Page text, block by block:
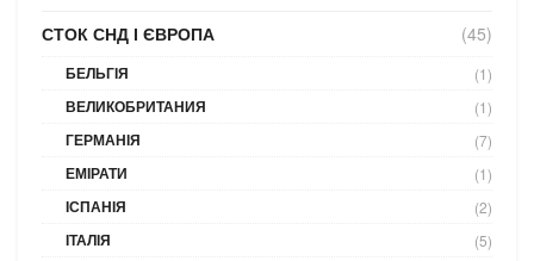
СТОК СНД І ЄВРОПА (45)
БЕЛЬГІЯ (1)
ВЕЛИКОБРИТАНИЯ (1)
ГЕРМАНІЯ (7)
ЕМІРАТИ (1)
ІСПАНІЯ (2)
ІТАЛІЯ (5)